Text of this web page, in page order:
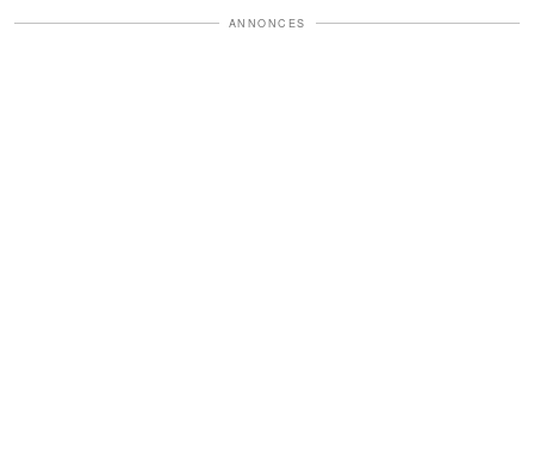
ANNONCES